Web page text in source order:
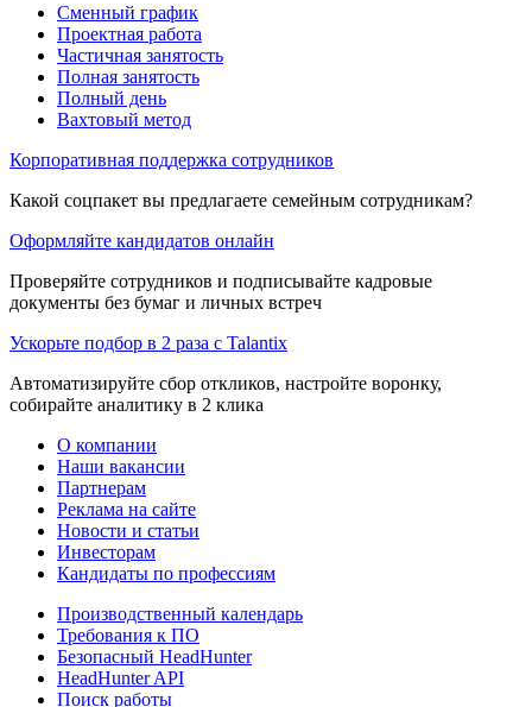
Сменный график
Проектная работа
Частичная занятость
Полная занятость
Полный день
Вахтовый метод
Корпоративная поддержка сотрудников
Какой соцпакет вы предлагаете семейным сотрудникам?
Оформляйте кандидатов онлайн
Проверяйте сотрудников и подписывайте кадровые
документы без бумаг и личных встреч
Ускорьте подбор в 2 раза с Talantix
Автоматизируйте сбор откликов, настройте воронку,
собирайте аналитику в 2 клика
О компании
Наши вакансии
Партнерам
Реклама на сайте
Новости и статьи
Инвесторам
Кандидаты по профессиям
Производственный календарь
Требования к ПО
Безопасный HeadHunter
HeadHunter API
Поиск работы